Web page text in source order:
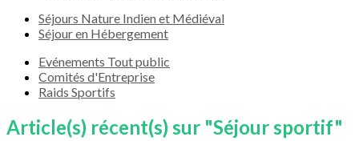
Séjours Nature Indien et Médiéval
Séjour en Hébergement
Evénements Tout public
Comités d'Entreprise
Raids Sportifs
Article(s) récent(s) sur "Séjour sportif"